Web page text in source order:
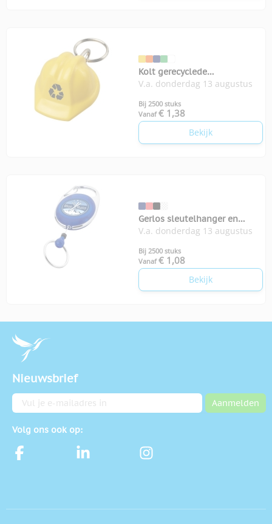
Kolt gerecyclede
sleutelhanger helm
V.a. donderdag 13 augustus
Bij 2500 stuks
Vanaf € 1,38
Bekijk
Gerlos sleutelhanger en
rollerclip
V.a. donderdag 13 augustus
Bij 2500 stuks
Vanaf € 1,08
Bekijk
Nieuwsbrief
E-mailadres Aanmelden
Volg ons ook op: